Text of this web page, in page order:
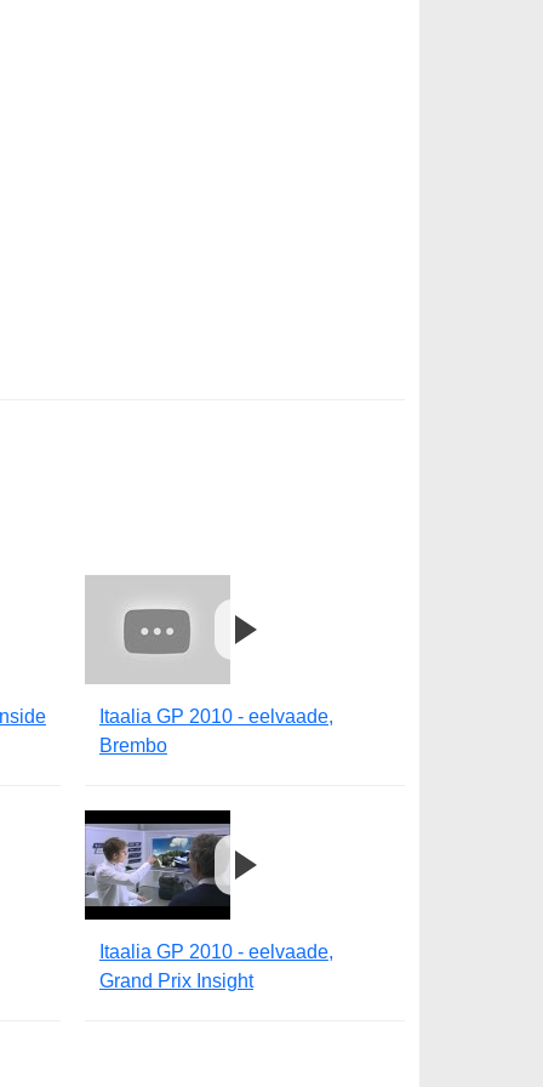
Itaalia GP 2010 - eelvaade,
Brembo
Itaalia GP 2010 - eelvaade,
Grand Prix Insight